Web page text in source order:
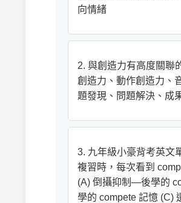
向情緒
2. 與創造力有高度關聯
創造力、動作創造力、
題發現、問題解決、成
3. 九年級小豪背考英文
複習時，每次看到
(A) 倒攝抑制—後學的
學的 compete 記憶 (C)